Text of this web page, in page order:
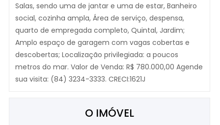
Salas, sendo uma de jantar e uma de estar, Banheiro
social, cozinha ampla, Área de serviço, despensa,
quarto de empregada completo, Quintal, Jardim;
Amplo espaço de garagem com vagas cobertas e
descobertas; Localização privilegiada: a poucos
metros do mar. Valor de Venda: R$ 780.000,00 Agende
sua visita: (84) 3234-3333. CRECI:1621J
O IMÓVEL